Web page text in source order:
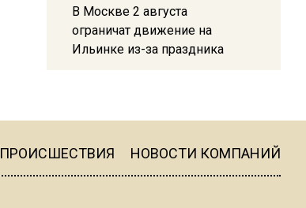
В Москве 2 августа
ограничат движение на
Ильинке из-за праздника
Telegram после обвинений
ПРОИСШЕСТВИЯ НОВОСТИ КОМПАНИЙ